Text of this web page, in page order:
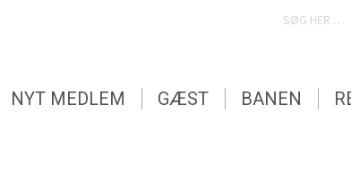
SEARCH:
NYT MEDLEM GÆST BANEN